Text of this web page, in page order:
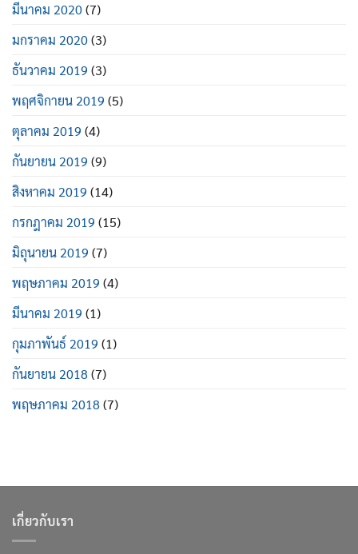
มีนาคม 2020(7)
มกราคม 2020(3)
ธันวาคม 2019 (3)
พฤศจิกายน 2019 (5)
ตุลาคม 2019 (4)
กันยายน 2019 (9)
สิงหาคม 2019 (14)
กรกฎาคม 2019 (15)
มิถุนายน 2019 (7)
พฤษภาคม 2019 (4)
มีนาคม 2019 (1)
กุมภาพันธ์ 2019 (1)
กันยายน 2018(7)
พฤษภาคม 2018(7)
เกี่ยวกับเรา